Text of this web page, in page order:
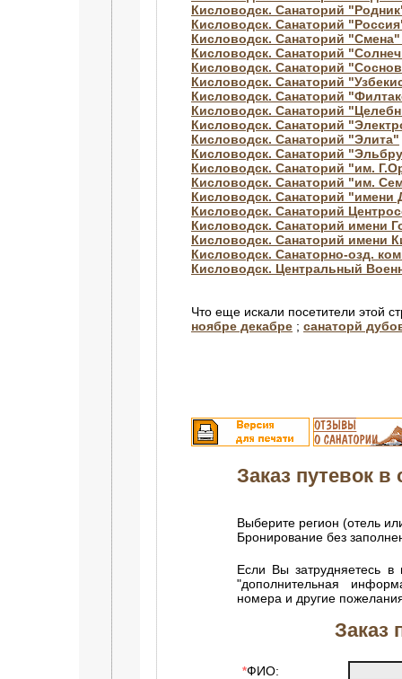
Кисловодск. Санаторий
Кисловодск. Санаторий
Кисловодск. Санаторий "Смена"
Кисловодск. Санаторий
Кисловодск. Санаторий
Кисловодск. Санаторий
Кисловодск. Санаторий
Кисловодск. Санаторий
Кисловодск. Санаторий
Кисловодск. Санаторий "Элита"
Кисловодск. Санаторий
Кисловодск. Санаторий "им.
Кисловодск. Санаторий "им.
Кисловодск. Санаторий "имени
Кисловодск. Санаторий
Кисловодск. Санаторий имени
Кисловодск. Санаторий имени
Кисловодск. Санаторно-озд.
Кисловодск. Центральный
Что еще искали посетители этой
ноябре декабре ; санаторй
Заказ путевок в
Выберите регион (отель
Бронирование без
Если Вы затрудняетесь
"дополнительная
номера и другие
Заказ
*ФИО: